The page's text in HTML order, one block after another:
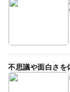
不思議や面白さを